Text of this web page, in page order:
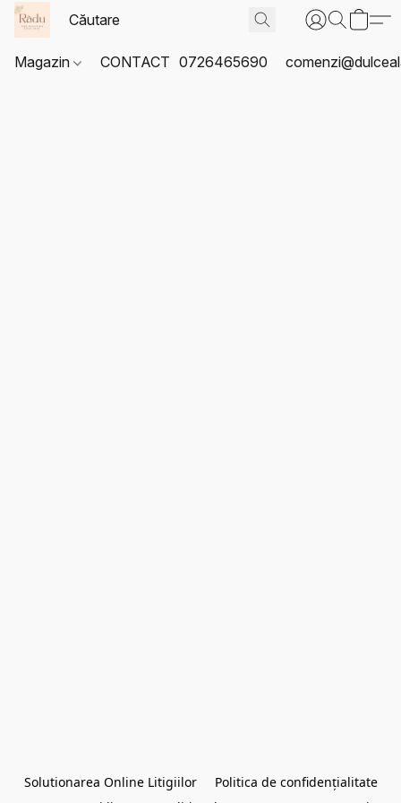
Magazin CONTACT 0726465690
Solutionarea Online Litigiilor
Politica de confidențialitate